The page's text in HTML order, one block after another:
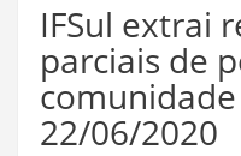
IFSul extrai
parciais de
22/06/2020